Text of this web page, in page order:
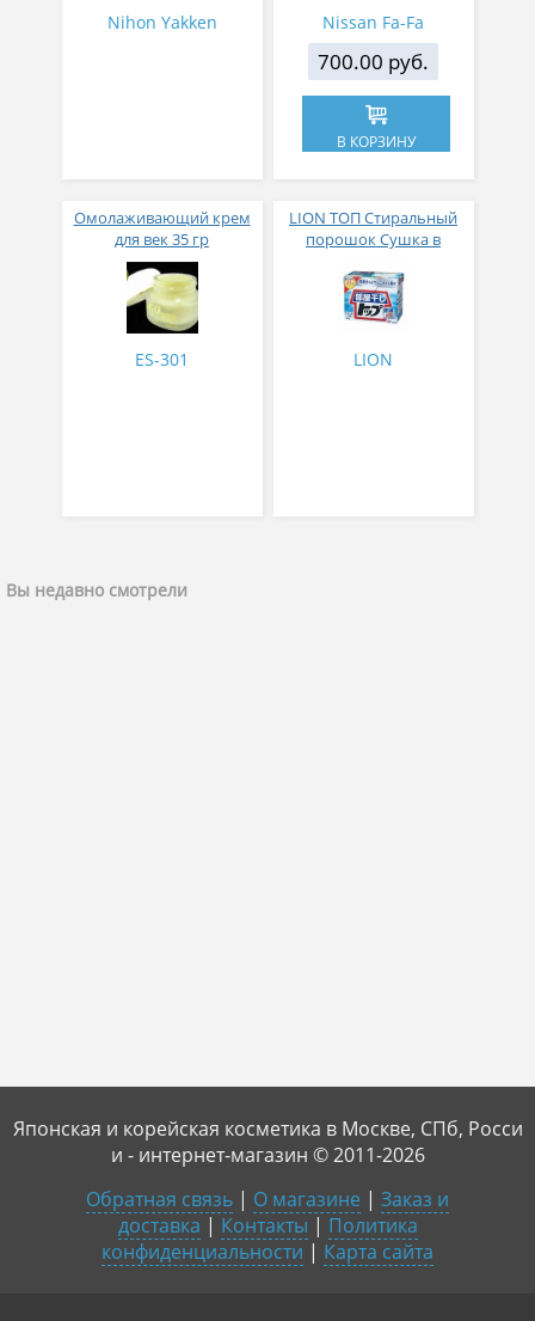
Nihon Yakken Nissan Fa-Fa
700.00 руб.
В КОРЗИНУ
Омолаживающий крем
для век 35 гр
ES-301
LION ТОП Стиральный
порошок Сушка в
гр
LION
Вы недавно смотрели
Японская и корейская косметика в Москве, СПб, Росси
и - интернет-магазин © 2011-2026
Обратная связь | О магазине | Заказ и
доставка | Контакты | Политика
конфиденциальности | Карта сайта